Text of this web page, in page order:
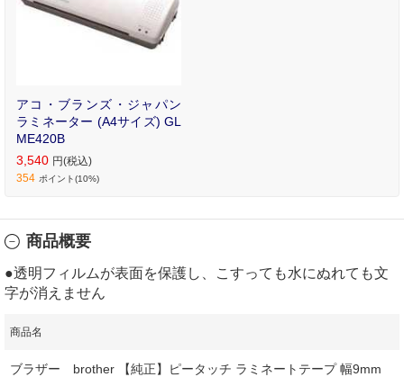
アコ・ブランズ・ジャパン
ラミネーター (A4サイズ) GL
ME420B
3,540 円(税込)
354 ポイント(10%)
商品概要
●透明フィルムが表面を保護し、こすっても水にぬれても文
字が消えません
商品名
ブラザー brother 【純正】ピータッチ ラミネートテープ 幅9mm